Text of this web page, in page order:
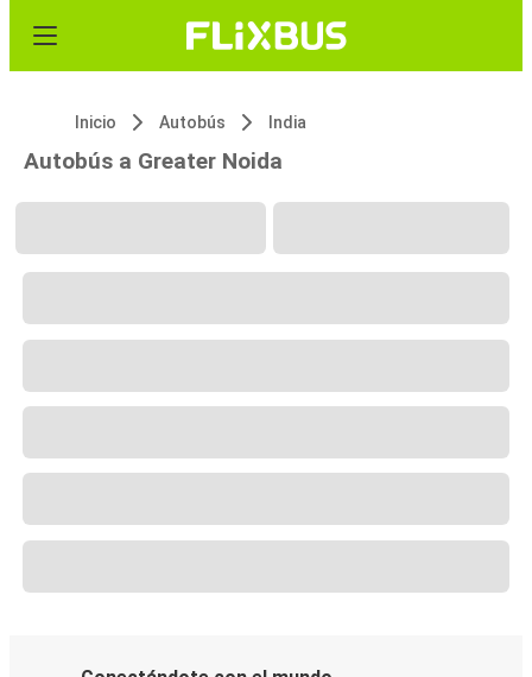
Inicio Autobús India
Autobús a Greater Noida